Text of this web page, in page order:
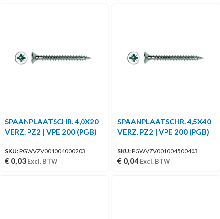
SPAANPLAATSCHR. 4,0X20
VERZ. PZ2 | VPE 200 (PGB)
SKU:PGWVZV001004000203
€ 0,03 Excl. BTW
SPAANPLAATSCHR. 4,5X40
VERZ. PZ2 | VPE 200 (PGB)
SKU:PGWVZV001004500403
€ 0,04 Excl. BTW